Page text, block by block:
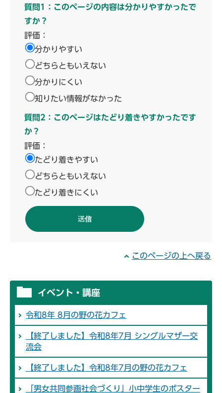
質問1：このページの内容は分かりやすかったで
すか？
評価：
分かりやすい
どちらともいえない
分かりにくい
知りたい情報がなかった
質問2：このページはたどり着きやすかったです
か？
評価：
たどり着きやすい
どちらともいえない
たどり着きにくい
このページの上へ戻る
イベント・講座
令和8年 8月の野の花カフェ
【終了しました】令和8年7月 シングルマザー交
流会
【終了しました】令和8年7月の野の花カフェ
「男女共同参画社会づくり」小中学生のポスター